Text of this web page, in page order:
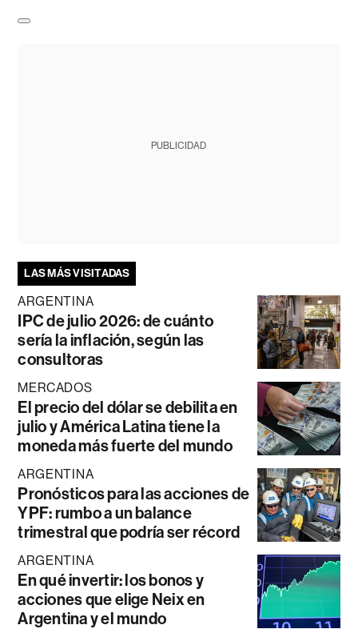
PUBLICIDAD
LAS MÁS VISITADAS
ARGENTINA
IPC de julio 2026: de cuánto
sería la inflación, según las
consultoras
MERCADOS
El precio del dólar se debilita en
julio y América Latina tiene la
moneda más fuerte del mundo
ARGENTINA
Pronósticos para las acciones de
YPF: rumbo a un balance
trimestral que podría ser récord
ARGENTINA
En qué invertir: los bonos y
acciones que elige Neix en
Argentina y el mundo